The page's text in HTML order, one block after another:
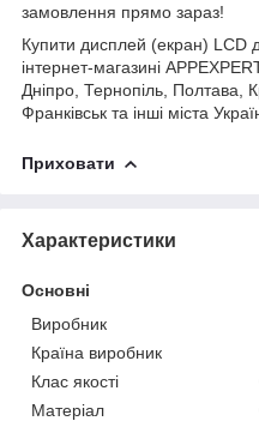
замовлення прямо зараз!
Купити дисплей (екран) LCD
інтернет-магазині
Дніпро, Тернопіль, Полтава,
Франківськ та інші міста
Приховати
Характеристики
Основні
Виробник
Країна виробник
Клас якості
Матеріал